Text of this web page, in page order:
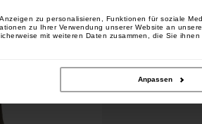
zu personalisieren, Funktionen für soziale
zu Ihrer Verwendung unserer Website an
mit weiteren Daten zusammen, die Sie
Anpassen